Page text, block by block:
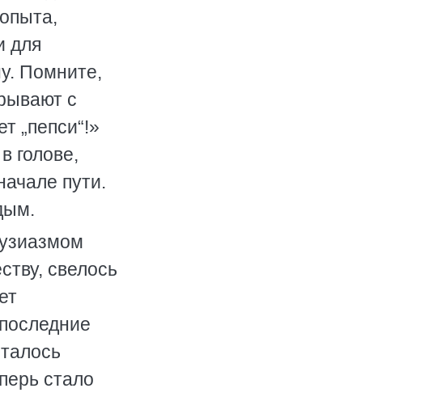
для
Помните,
с
„пепси“!»
голове,
пути.
свелось
стало